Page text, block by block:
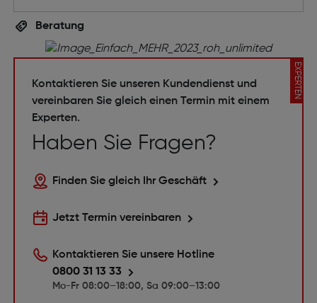
Beratung
EXPERTEN
Kontaktieren Sie unseren Kundendienst und
vereinbaren Sie gleich einen Termin mit einem
Experten.
Haben Sie Fragen?
Finden Sie gleich Ihr Geschäft
Jetzt Termin vereinbaren
Kontaktieren Sie unsere Hotline
0800 31 13 33
Mo-Fr 08:00–18:00, Sa 09:00–13:00